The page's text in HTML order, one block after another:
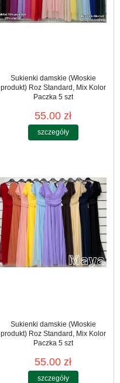
Sukienki damskie (Włoskie
produkt) Roz Standard, Mix Kolor
Paczka 5 szt
55.00 zł
szczegóły
Sukienki damskie (Włoskie
produkt) Roz Standard, Mix Kolor
Paczka 5 szt
55.00 zł
szczegóły